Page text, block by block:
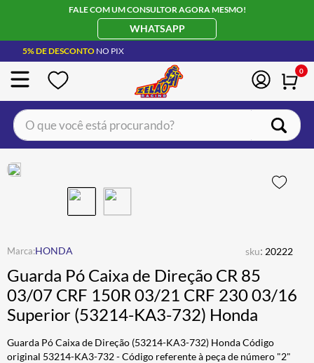
FALE COM UM CONSULTOR AGORA MESMO!
WHATSAPP
5% DE DESCONTO NO PIX
0
O que você está procurando?
HONDA sku: 20222
Guarda Pó Caixa de Direção CR 85
03/07 CRF 150R 03/21 CRF 230 03/16
Superior (53214-KA3-732) Honda
Guarda Pó Caixa de Direção (53214-KA3-732) Honda Código
original 53214-KA3-732 - Código referente à peça de número "2"
BOTA
4º ÓCULOS SOLAR
5º LUVA
6º ALPINESTAR
7 º BAU
8º CALÇA